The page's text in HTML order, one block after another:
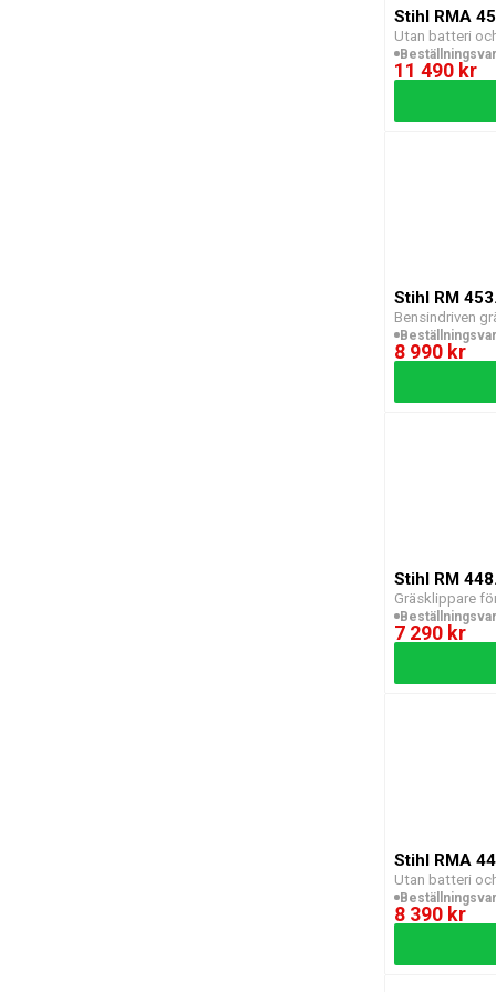
Stihl RMA
Utan batteri
11 490 kr
Stihl RM
Bensindriven
8 990 kr
Stihl RM
Gräsklippare
7 290 kr
Stihl RMA
Utan batteri
8 390 kr